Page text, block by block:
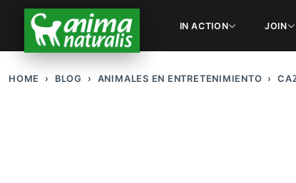
IN ACTION JOIN
HOME BLOG ANIMALES EN ENTRETENIMIENTO